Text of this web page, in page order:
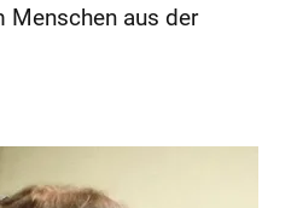
aus der